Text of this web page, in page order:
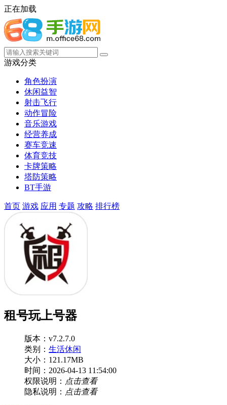
正在加载
游戏分类
角色扮演
休闲益智
射击飞行
动作冒险
音乐游戏
经营养成
赛车竞速
体育竞技
卡牌策略
塔防策略
BT手游
首页 游戏 应用 专题 攻略 排行榜
租号玩上号器
版本：v7.2.7.0
类别： 生活休闲
大小：121.17MB
时间：2026-04-13 11:54:00
权限说明： 点击查看
隐私说明： 点击查看